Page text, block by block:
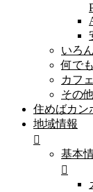
いろ
何で
カフ
その
住めばカン
地域情報
基本